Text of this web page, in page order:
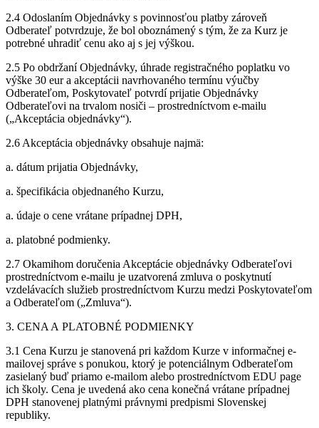
2.4 Odoslaním Objednávky s povinnosťou platby zároveň
Odberateľ potvrdzuje, že bol oboznámený s tým, že za Kurz je
potrebné uhradiť cenu ako aj s jej výškou.
2.5 Po obdržaní Objednávky, úhrade registračného poplatku vo
výške 30 eur a akceptácii navrhovaného termínu výučby
Odberateľom, Poskytovateľ potvrdí prijatie Objednávky
Odberateľovi na trvalom nosiči – prostredníctvom e-mailu
(„Akceptácia objednávky“).
2.6 Akceptácia objednávky obsahuje najmä:
a. dátum prijatia Objednávky,
a. špecifikácia objednaného Kurzu,
a. údaje o cene vrátane prípadnej DPH,
a. platobné podmienky.
2.7 Okamihom doručenia Akceptácie objednávky Odberateľovi
prostredníctvom e-mailu je uzatvorená zmluva o poskytnutí
vzdelávacích služieb prostredníctvom Kurzu medzi Poskytovateľom
a Odberateľom („Zmluva“).
3. CENA A PLATOBNÉ PODMIENKY
3.1 Cena Kurzu je stanovená pri každom Kurze v informačnej e-
mailovej správe s ponukou, ktorý je potenciálnym Odberateľom
zasielaný buď priamo e-mailom alebo prostredníctvom EDU page
ich školy. Cena je uvedená ako cena konečná vrátane prípadnej
DPH stanovenej platnými právnymi predpismi Slovenskej
republiky.